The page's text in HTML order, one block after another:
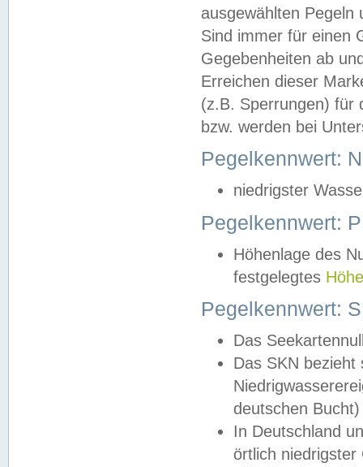
ausgewählten
Sind immer für einen
Gegebenheiten ab
Erreichen dieser
(z.B. Sperrungen) für
bzw. werden bei
Pegelkennwert:
niedrigster
Pegelkennwert:
Höhenlage des
festgelegtes
Pegelkennwert:
Das
Das SKN
deutschen
In Deutschland
örtlich